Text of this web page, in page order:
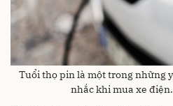
Tuổi thọ pin là một trong những
nhắc khi mua xe